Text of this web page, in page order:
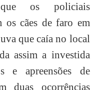
que os policiais
os cães de faro em
que caía no local
assim a investida
e apreensões de
duas ocorrências